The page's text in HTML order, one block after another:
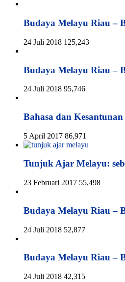
Budaya Melayu Riau –
24 Juli 2018 125,243
Budaya Melayu Riau –
24 Juli 2018 95,746
Bahasa dan
5 April 2017 86,971
Tunjuk Ajar Melayu:
23 Februari 2017 55,498
Budaya Melayu Riau –
24 Juli 2018 52,877
Budaya Melayu Riau –
24 Juli 2018 42,315